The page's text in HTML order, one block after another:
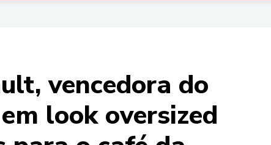
vencedora do
look oversized